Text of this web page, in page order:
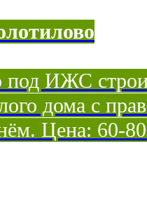
под ИЖС
дома с
Цена: 60-80